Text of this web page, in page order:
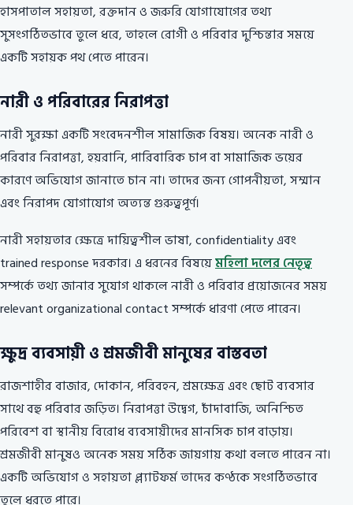
হাসপাতাল সহায়তা, রক্তদান ও জরুরি যোগাযোগের তথ্য
সুসংগঠিতভাবে তুলে ধরে, তাহলে রোগী ও পরিবার দুশ্চিন্তার সময়ে
একটি সহায়ক পথ পেতে পারেন।
নারী ও পরিবারের নিরাপত্তা
নারী সুরক্ষা একটি সংবেদনশীল সামাজিক বিষয়। অনেক নারী ও
পরিবার নিরাপত্তা, হয়রানি, পারিবারিক চাপ বা সামাজিক ভয়ের
কারণে অভিযোগ জানাতে চান না। তাদের জন্য গোপনীয়তা, সম্মান
এবং নিরাপদ যোগাযোগ অত্যন্ত গুরুত্বপূর্ণ।
নারী সহায়তার ক্ষেত্রে দায়িত্বশীল ভাষা, confidentiality এবং
trained response দরকার। এ ধরনের বিষয়েমহিলা দলের নেতৃত্ব
সম্পর্কে তথ্য জানার সুযোগ থাকলে নারী ও পরিবার প্রয়োজনের সময়
relevant organizational contact সম্পর্কে ধারণা পেতে পারেন।
ক্ষুদ্র ব্যবসায়ী ও শ্রমজীবী মানুষের বাস্তবতা
রাজশাহীর বাজার, দোকান, পরিবহন, শ্রমক্ষেত্র এবং ছোট ব্যবসার
সাথে বহু পরিবার জড়িত। নিরাপত্তা উদ্বেগ, চাঁদাবাজি, অনিশ্চিত
পরিবেশ বা স্থানীয় বিরোধ ব্যবসায়ীদের মানসিক চাপ বাড়ায়।
শ্রমজীবী মানুষও অনেক সময় সঠিক জায়গায় কথা বলতে পারেন না।
একটি অভিযোগ ও সহায়তা প্ল্যাটফর্ম তাদের কণ্ঠকে সংগঠিতভাবে
তুলে ধরতে পারে।